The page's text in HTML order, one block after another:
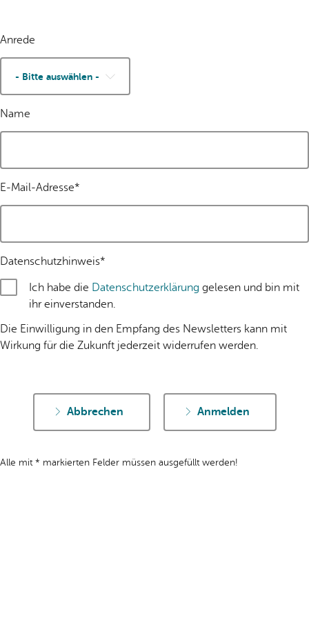
Anrede
Name
E-Mail-Adresse*
Datenschutzhinweis*
Ich habe die Datenschutzerklärung gelesen und bin mit
ihr einverstanden.
Die Einwilligung in den Empfang des Newsletters kann mit
Wirkung für die Zukunft jederzeit widerrufen werden.
Abbrechen Anmelden
Alle mit * markierten Felder müssen ausgefüllt werden!